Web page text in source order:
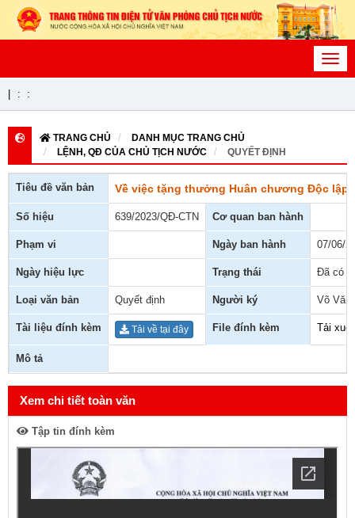
: :
TRANG CHỦ
DANH MỤC TRANG CHỦ
LỆNH, QĐ CỦA CHỦ TỊCH NƯỚC
QUYẾT ĐỊNH
Tiêu đề văn bản Về việc tặng thưởng Huân chương Độc lập
Số hiệu 639/2023/QĐ-CTN Cơ quan ban hành
Phạm vi Ngày ban hành 07/06/
Ngày hiệu lực Trạng thái Đã có
Loại văn bản Quyết định Người ký Võ Văn
Tài liệu đính kèm Tải về tại đây File đính kèm Tải
Mô tả
Xem chi tiết toàn văn
Tập tin đính kèm